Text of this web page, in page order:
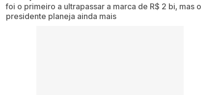
foi o primeiro a ultrapassar a marca de R$ 2 bi, mas o
presidente planeja ainda mais